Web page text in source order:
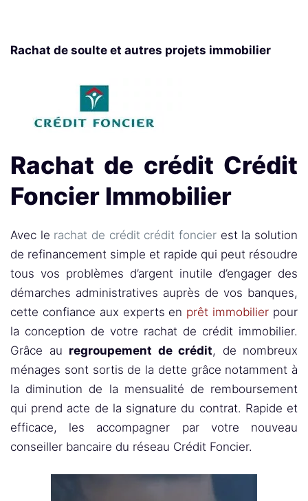
Rachat de soulte et autres projets immobilier
Rachat de crédit Crédit
Foncier Immobilier
Avec le rachat de crédit crédit foncier est la solution
de refinancement simple et rapide qui peut résoudre
tous vos problèmes d’argent inutile d’engager des
démarches administratives auprès de vos banques,
cette confiance aux experts en prêt immobilier pour
la conception de votre rachat de crédit immobilier.
Grâce au regroupement de crédit, de nombreux
ménages sont sortis de la dette grâce notamment à
la diminution de la mensualité de remboursement
qui prend acte de la signature du contrat. Rapide et
efficace, les accompagner par votre nouveau
conseiller bancaire du réseau Crédit Foncier.